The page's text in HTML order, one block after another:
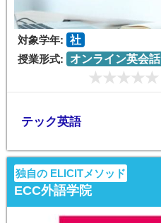
対象学年: 社
授業形式:
オンライン英会話
テック英語
独自の ELICITメソッド
ECC外語学院